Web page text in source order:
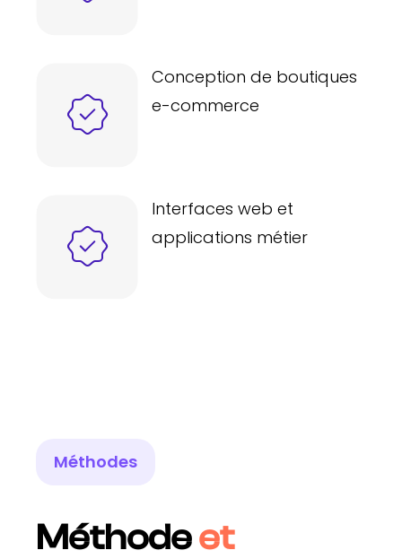
Conception de boutiques
e-commerce
Interfaces web et
applications métier
Méthodes
Méthodeet